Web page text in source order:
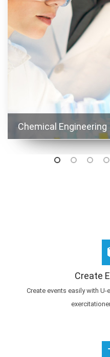
Chemical Engineering
Create
Create events easily with